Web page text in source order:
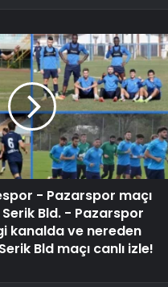
- Pazarspor maçı
Bld. - Pazarspor
kanalda ve nereden
Bld maçı canlı izle!